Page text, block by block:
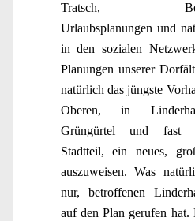
Tratsch,
Urlaubsplanungen und
in den sozialen
Planungen unserer
natürlich das jüngste
Oberen, in
Grüngürtel und fast
Stadtteil, ein neues,
auszuweisen. Was
nur, betroffenen
auf den Plan gerufen hat.